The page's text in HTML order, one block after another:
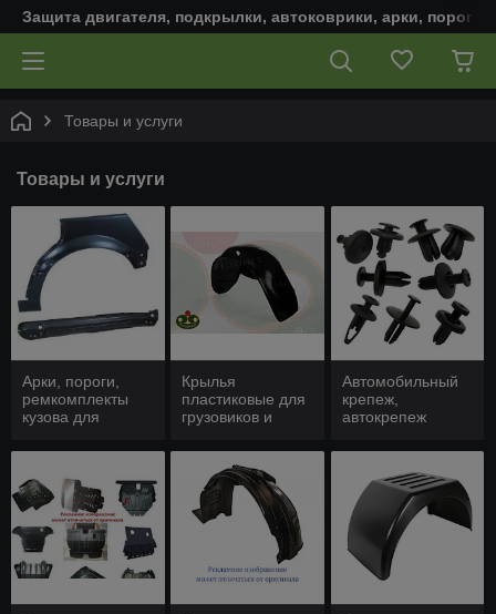
Защита двигателя, подкрылки, автоковрики, арки,
Товары и услуги
Товары и услуги
Арки, пороги,
ремкомплекты
кузова для
Крылья
пластиковые для
грузовиков и
авто
Автомобильный
крепеж,
автокрепеж